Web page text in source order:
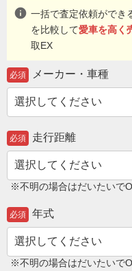
info 一括で査定依頼ができ
を比較して愛車を高く
取EX
必須 メーカー・車種
必須 走行距離
※不明の場合はだいたいで
必須 年式
※不明の場合はだいたいで